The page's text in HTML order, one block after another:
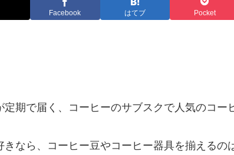
Facebook はてブ Pocket
定期で届く、コーヒーのサブスクで人気のコー
きなら、コーヒー豆やコーヒー器具を揃えるの